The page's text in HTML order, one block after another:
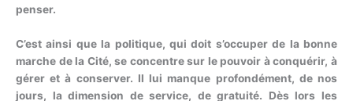
penser.
C’est ainsi que la politique, qui doit s’occuper de la bonne
marche de la Cité, se concentre sur le pouvoir à conquérir, à
gérer et à conserver. Il lui manque profondément, de nos
jours, la dimension de service, de gratuité. Dès lors les